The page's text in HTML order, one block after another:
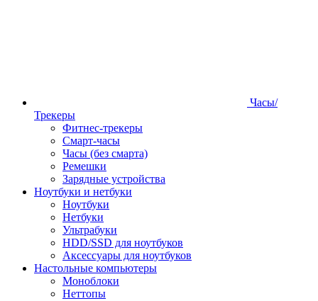
Часы/
Трекеры
Фитнес-трекеры
Смарт-часы
Часы (без смарта)
Ремешки
Зарядные устройства
Ноутбуки и нетбуки
Ноутбуки
Нетбуки
Ультрабуки
HDD/SSD для ноутбуков
Аксессуары для ноутбуков
Настольные компьютеры
Моноблоки
Неттопы